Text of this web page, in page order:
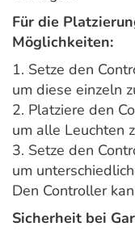
Für die
Möglichkeiten:
1. Setze den
um diese einzeln
2. Platziere den
um alle Leuchten
3. Setze den
um
Den Controller
Sicherheit bei